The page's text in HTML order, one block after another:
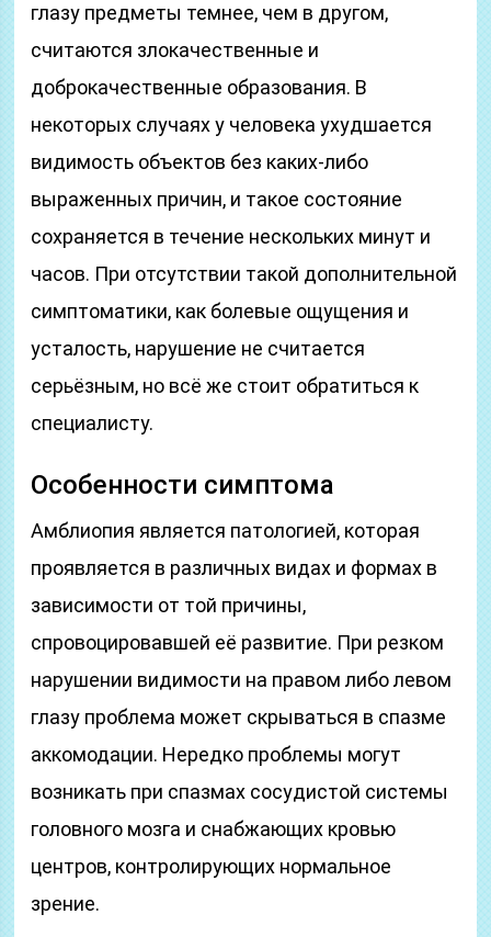
глазу предметы темнее, чем в другом,
считаются злокачественные и
доброкачественные образования. В
некоторых случаях у человека ухудшается
видимость объектов без каких-либо
выраженных причин, и такое состояние
сохраняется в течение нескольких минут и
часов. При отсутствии такой дополнительной
симптоматики, как болевые ощущения и
усталость, нарушение не считается
серьёзным, но всё же стоит обратиться к
специалисту.
Особенности симптома
Амблиопия является патологией, которая
проявляется в различных видах и формах в
зависимости от той причины,
спровоцировавшей её развитие. При резком
нарушении видимости на правом либо левом
глазу проблема может скрываться в спазме
аккомодации. Нередко проблемы могут
возникать при спазмах сосудистой системы
головного мозга и снабжающих кровью
центров, контролирующих нормальное
зрение.